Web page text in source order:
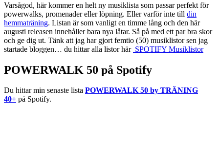
Varsågod, här kommer en helt ny musiklista som passar perfekt för
powerwalks, promenader eller löpning. Eller varför inte till din
hemmaträning. Listan är som vanligt en timme lång och den här
augusti releasen innehåller bara nya låtar. Så på med ett par bra skor
och ge dig ut. Tänk att jag har gjort femtio (50) musiklistor sen jag
startade bloggen… du hittar alla listor här SPOTIFY Musiklistor
POWERWALK 50 på Spotify
Du hittar min senaste lista POWERWALK 50 by TRÄNING
40+ på Spotify.